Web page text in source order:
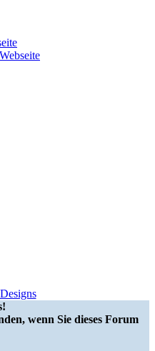
wenn Sie dieses Forum